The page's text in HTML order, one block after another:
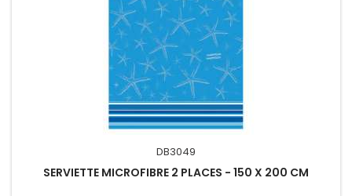
DB3049
SERVIETTE MICROFIBRE 2 PLACES - 150 X 200 CM